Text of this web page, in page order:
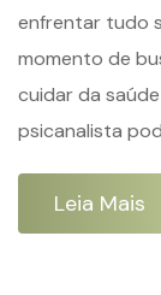
enfrentar tudo
momento de
cuidar da
psicanalista
Leia Mais